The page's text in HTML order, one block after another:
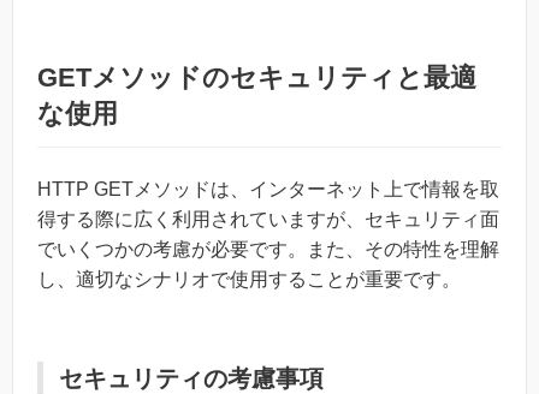
GETメソッドのセキュリティと最適
な使用
HTTP GETメソッドは、インターネット上で情報を取
得する際に広く利用されていますが、セキュリティ面
でいくつかの考慮が必要です。また、その特性を理解
し、適切なシナリオで使用することが重要です。
セキュリティの考慮事項